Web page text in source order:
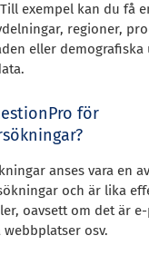
exempel kan du få
regioner,
eller
för
anses vara en
och är lika
oavsett om det är e-
osv.